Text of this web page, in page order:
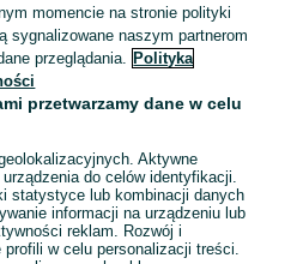
sierpnia 2026
WĘGIEL : GROSZEK
25, 26-28MJ - Transport
Raciborska
sierpnia 2026
momencie na stronie polityki
sygnalizowane naszym partnerom
przeglądania. Polityka
przetwarzamy dane w celu
Aktywne
do celów identyfikacji.
statystyce lub kombinacji danych
informacji na urządzeniu lub
reklam. Rozwój i
profili w celu personalizacji treści.